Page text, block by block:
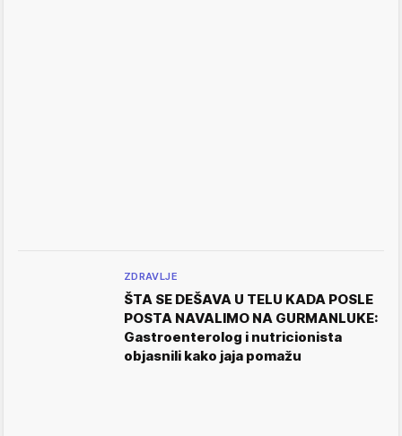
ZDRAVLJE
ŠTA SE DEŠAVA U TELU KADA POSLE
POSTA NAVALIMO NA GURMANLUKE:
Gastroenterolog i nutricionista
objasnili kako jaja pomažu